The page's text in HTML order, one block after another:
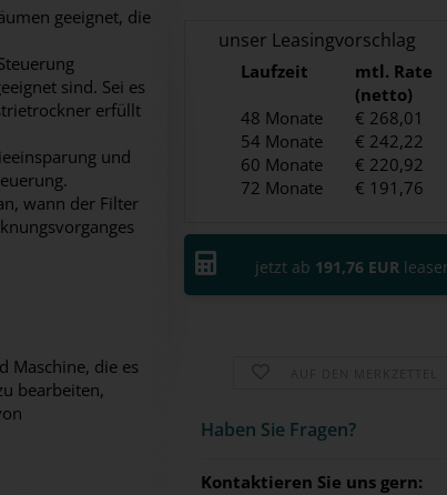
unser Leasingvorschlag
Laufzeit
mtl. Rate
(netto)
48 Monate
€ 268,01
54 Monate
€ 242,22
60 Monate
€ 220,92
72 Monate
€ 191,76
jetzt ab 191,76 EUR
Haben Sie Fra­gen?
Kontaktieren Sie uns gern:
geeignet, die
sind. Sei es
erfüllt
und
wann der Filter
Maschine, die es
bearbeiten,